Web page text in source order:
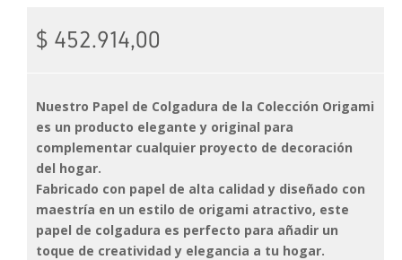
$ 452.914,00
Nuestro Papel de Colgadura de la Colección Origami
es un producto elegante y original para
complementar cualquier proyecto de decoración
del hogar.
Fabricado con papel de alta calidad y diseñado con
maestría en un estilo de origami atractivo, este
papel de colgadura es perfecto para añadir un
toque de creatividad y elegancia a tu hogar.